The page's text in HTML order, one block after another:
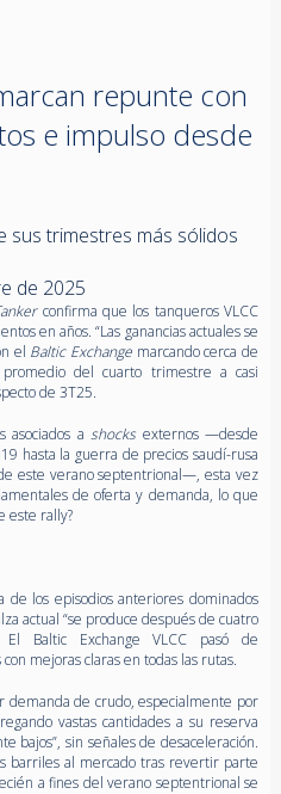
repunte con
e impulso desde
sus trimestres más sólidos
de 2025
confirma que los tanqueros VLCC
en años. “Las ganancias actuales se
el Baltic Exchange marcando cerca de
del cuarto trimestre a casi
de 3T25.
asociados ashocks externos —desde
hasta la guerra de precios saudí-rusa
este verano septentrional—, esta vez
de oferta y demanda, lo que
este rally?
los episodios anteriores dominados
actual “se produce después de cuatro
El Baltic Exchange VLCC pasó de
mejoras claras en todas las rutas.
demanda de crudo, especialmente por
vastas cantidades a su reserva
bajos”, sin señales de desaceleración.
barriles al mercado tras revertir parte
a fines del verano septentrional se